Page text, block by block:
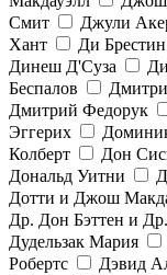
Смит
Джули
Хант
Ди Брестин
Динеш Д'Суза
Беспалов
Дмитрий Федорук
Эггерих
Колберт
Дон
Дональд Уитни
Дотти и Джош
Др. Дон Бэттен и
Дудельзак Мария
Робертс
Дэвид